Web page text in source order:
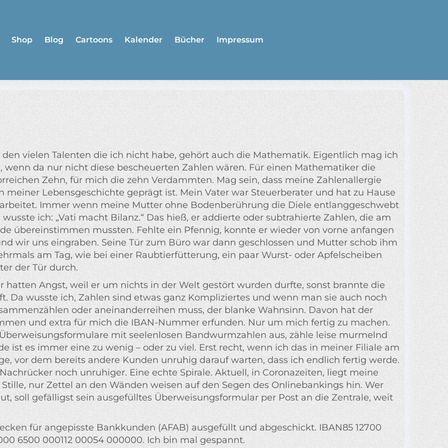
Shop Blog Cartoons Kalender Bücher Impressum
den vielen Talenten die ich nicht habe, gehört auch die Mathematik. Eigentlich mag ich
wenn da nur nicht diese bescheuerten Zahlen wären. Für einen Mathematiker die
Zehn, für mich die zehn Verdammten. Mag sein, dass meine Zahlenallergie
meiner Lebensgeschichte geprägt ist. Mein Vater war Steuerberater und hat zu Hause
Immer wenn meine Mutter ohne Bodenberührung die Diele entlanggeschwebt
wusste ich: „Vati macht Bilanz.“ Das hieß, er addierte oder subtrahierte Zahlen, die am
übereinstimmen mussten. Fehlte ein Pfennig, konnte er wieder von vorne anfangen
wir uns eingraben. Seine Tür zum Büro war dann geschlossen und Mutter schob ihm
am Tag, wie bei einer Raubtierfütterung, ein paar Wurst- oder Apfelscheiben
der Tür durch.
hatten Angst, weil er um nichts in der Welt gestört wurden durfte, sonst brannte die
Da wusste ich, Zahlen sind etwas ganz Kompliziertes und wenn man sie auch noch
oder aneinanderreihen muss, der blanke Wahnsinn. Davon hat der
und extra für mich die IBAN-Nummer erfunden. Nur um mich fertig zu machen.
mit seelenlosen Bandwurmzahlen aus, zähle leise murmelnd
ist es immer eine zu wenig – oder zu viel. Erst recht, wenn ich das in meiner Filiale am
vor dem bereits andere Kunden unruhig darauf warten, dass ich endlich fertig werde.
noch unruhiger. Eine echte Spirale. Aktuell, in Coronazeiten, liegt meine
nur Zettel an den Wänden weisen auf den Segen des Onlinebankings hin. Wer
soll gefälligst sein ausgefülltes Überweisungsformular per Post an die Zentrale, weit
für angepisste Bankkunden (AFAB) ausgefüllt und abgeschickt. IBAN85 12700
6500 000112 00054 000000. Ich bin mal gespannt.